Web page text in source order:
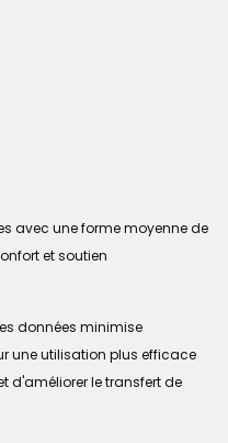
avec une forme moyenne de
et soutien
données minimise
une utilisation plus efficace
d'améliorer le transfert de